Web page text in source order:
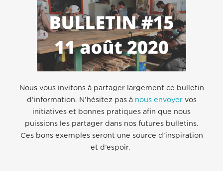
Nous vous invitons à partager largement ce bulletin
d’information. N’hésitez pas à nous envoyervos
initiatives et bonnes pratiques afin que nous
puissions les partager dans nos futures bulletins.
Ces bons exemples seront une source d’inspiration
et d’espoir.